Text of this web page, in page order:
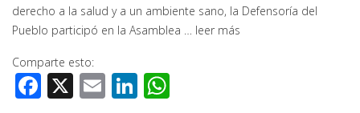
derecho a la salud y a un ambiente sano, la Defensoría del
Pueblo participó en la Asamblea … leer más
Comparte esto:
Facebook
X EmailLinkedIn